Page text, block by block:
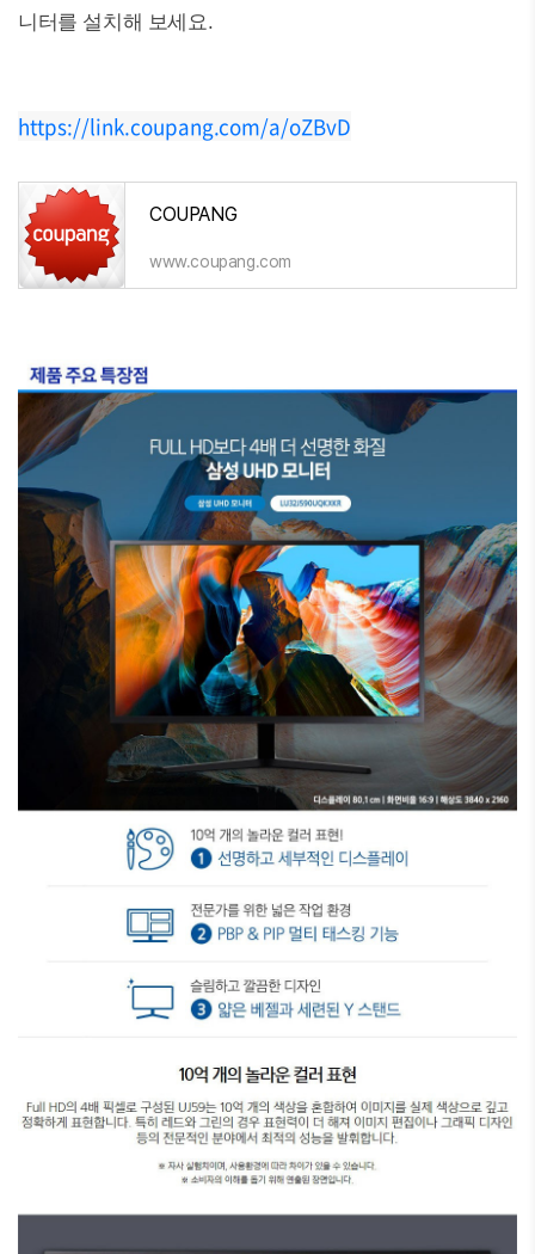
니터를 설치해 보세요.
https://link.coupang.com/a/oZBvD
COUPANG
www.coupang.com